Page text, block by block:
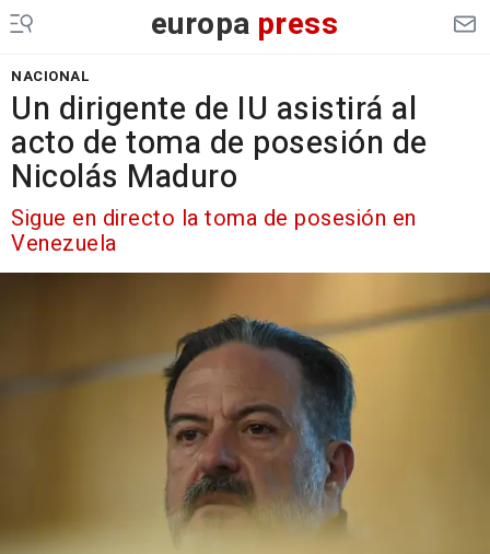
europa press
NACIONAL
Un dirigente de IU asistirá al
acto de toma de posesión de
Nicolás Maduro
Sigue en directo la toma de posesión en
Venezuela